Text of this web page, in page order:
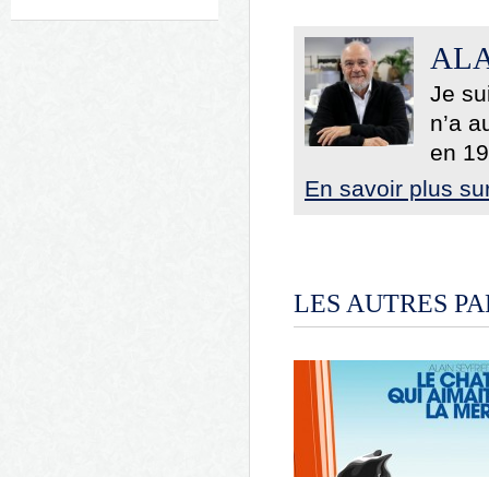
Je
n’a
en
En savoir plus
LES AUTRES